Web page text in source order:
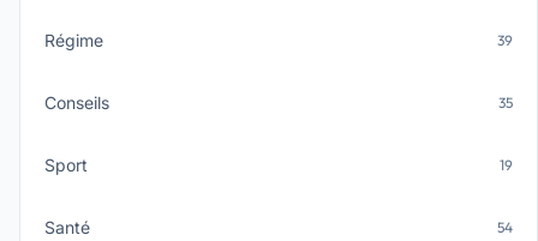
Régime 39
Conseils 35
Sport 19
Santé 54